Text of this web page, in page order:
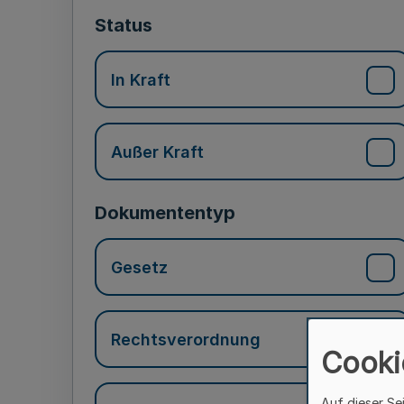
Status
In Kraft
Außer Kraft
Dokumententyp
Gesetz
Rechtsverordnung